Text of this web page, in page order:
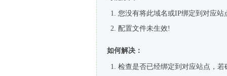
您没有将此域名或IP绑定到对应站
配置文件未生效!
如何解决：
检查是否已经绑定到对应站点，